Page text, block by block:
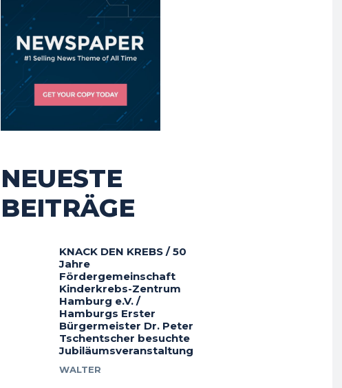
NEUESTE
BEITRÄGE
KNACK DEN KREBS / 50
Jahre
Fördergemeinschaft
Kinderkrebs-Zentrum
Hamburg e.V. /
Hamburgs Erster
Bürgermeister Dr. Peter
Tschentscher besuchte
Jubiläumsveranstaltung
WALTER